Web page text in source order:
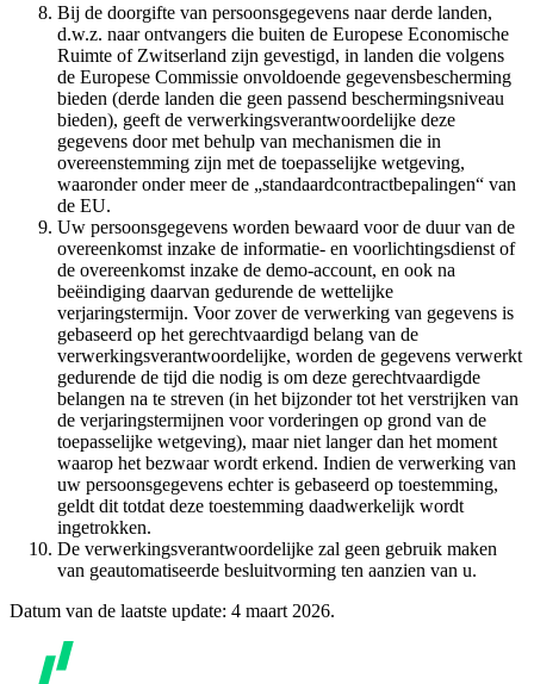
Bij de doorgifte van persoonsgegevens naar derde landen,
d.w.z. naar ontvangers die buiten de Europese Economische
Ruimte of Zwitserland zijn gevestigd, in landen die volgens
de Europese Commissie onvoldoende gegevensbescherming
bieden (derde landen die geen passend beschermingsniveau
bieden), geeft de verwerkingsverantwoordelijke deze
gegevens door met behulp van mechanismen die in
overeenstemming zijn met de toepasselijke wetgeving,
waaronder onder meer de „standaardcontractbepalingen“ van
de EU.
Uw persoonsgegevens worden bewaard voor de duur van de
overeenkomst inzake de informatie- en voorlichtingsdienst of
de overeenkomst inzake de demo-account, en ook na
beëindiging daarvan gedurende de wettelijke
verjaringstermijn. Voor zover de verwerking van gegevens is
gebaseerd op het gerechtvaardigd belang van de
verwerkingsverantwoordelijke, worden de gegevens verwerkt
gedurende de tijd die nodig is om deze gerechtvaardigde
belangen na te streven (in het bijzonder tot het verstrijken van
de verjaringstermijnen voor vorderingen op grond van de
toepasselijke wetgeving), maar niet langer dan het moment
waarop het bezwaar wordt erkend. Indien de verwerking van
uw persoonsgegevens echter is gebaseerd op toestemming,
geldt dit totdat deze toestemming daadwerkelijk wordt
ingetrokken.
De verwerkingsverantwoordelijke zal geen gebruik maken
van geautomatiseerde besluitvorming ten aanzien van u.
Datum van de laatste update: 4 maart 2026.